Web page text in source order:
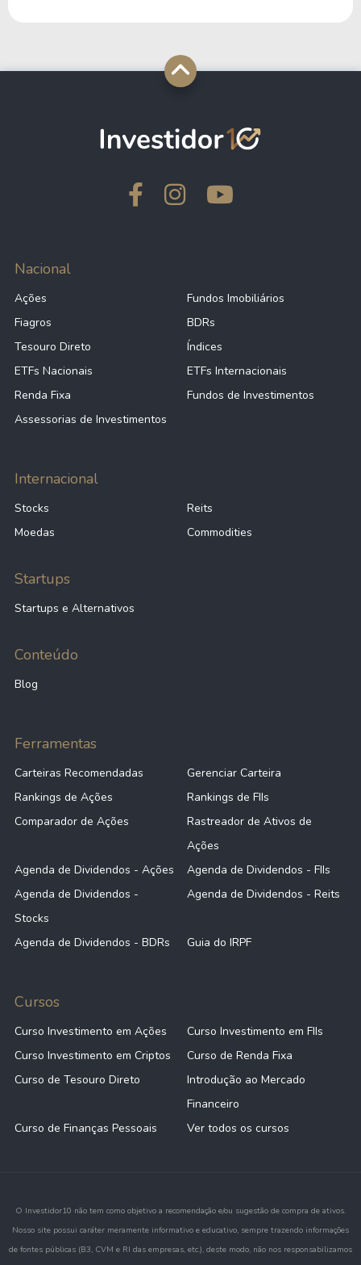
Nacional
Ações
Fundos Imobiliários
Fiagros
BDRs
Tesouro Direto
Índices
ETFs Nacionais
ETFs Internacionais
Renda Fixa
Fundos de Investimentos
Assessorias de Investimentos
Internacional
Stocks
Reits
Moedas
Commodities
Startups
Startups e Alternativos
Conteúdo
Blog
Ferramentas
Carteiras Recomendadas
Gerenciar Carteira
Rankings de Ações
Rankings de FIIs
Comparador de Ações
Rastreador de Ativos de
Ações
Agenda de Dividendos - Ações
Agenda de Dividendos - FIIs
Agenda de Dividendos -
Stocks
Agenda de Dividendos - Reits
Agenda de Dividendos - BDRs Guia do IRPF
Cursos
Curso Investimento em Ações
Curso Investimento em FIIs
Curso Investimento em Criptos
Curso de Renda Fixa
Curso de Tesouro Direto
Introdução ao Mercado
Financeiro
Curso de Finanças Pessoais
Ver todos os cursos
O Investidor10 não tem como objetivo a recomendação e/ou sugestão de compra de ativos.
Nosso site possui caráter meramente informativo e educativo, sempre trazendo informações
de fontes públicas (B3, CVM e RI das empresas, etc.), deste modo, não nos responsabilizamos